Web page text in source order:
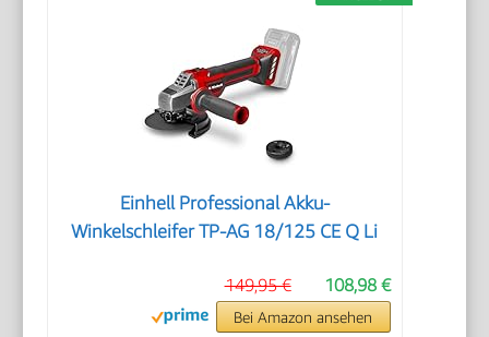
Einhell Professional Akku-
Winkelschleifer TP-AG 18/125 CE Q Li
108,98 €
149,95 €
Bei Amazon ansehen